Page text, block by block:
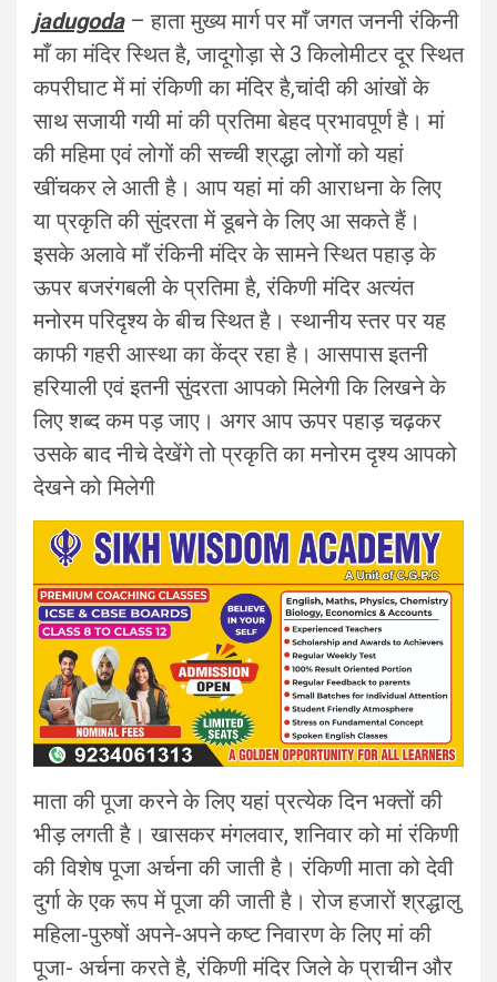
jadugoda– हाता मुख्य मार्ग पर माँ जगत जननी रंकिनी
माँ का मंदिर स्थित है, जादूगोड़ा से 3 किलोमीटर दूर स्थित
कपरीघाट में मां रंकिणी का मंदिर है,चांदी की आंखों के
साथ सजायी गयी मां की प्रतिमा बेहद प्रभावपूर्ण है। मां
की महिमा एवं लोगों की सच्ची श्रद्धा लोगों को यहां
खींचकर ले आती है। आप यहां मां की आराधना के लिए
या प्रकृति की सुंदरता में डूबने के लिए आ सकते हैं।
इसके अलावे माँ रंकिनी मंदिर के सामने स्थित पहाड़ के
ऊपर बजरंगबली के प्रतिमा है, रंकिणी मंदिर अत्यंत
मनोरम परिदृश्य के बीच स्थित है। स्थानीय स्तर पर यह
काफी गहरी आस्था का केंद्र रहा है। आसपास इतनी
हरियाली एवं इतनी सुंदरता आपको मिलेगी कि लिखने के
लिए शब्द कम पड़ जाए। अगर आप ऊपर पहाड़ चढ़कर
उसके बाद नीचे देखेंगे तो प्रकृति का मनोरम दृश्य आपको
देखने को मिलेगी
माता की पूजा करने के लिए यहां प्रत्येक दिन भक्तों की
भीड़ लगती है। खासकर मंगलवार, शनिवार को मां रंकिणी
की विशेष पूजा अर्चना की जाती है। रंकिणी माता को देवी
दुर्गा के एक रूप में पूजा की जाती है। रोज हजारों श्रद्धालु
महिला-पुरुषों अपने-अपने कष्ट निवारण के लिए मां की
पूजा- अर्चना करते है, रंकिणी मंदिर जिले के प्राचीन और